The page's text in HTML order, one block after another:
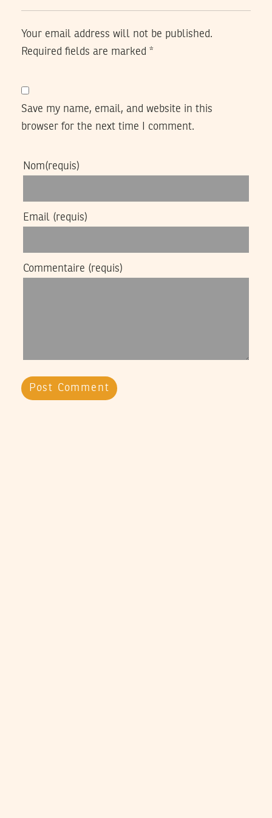
Your email address will not be published.
Required fields are marked *
Save my name, email, and website in this
browser for the next time I comment.
Nom(requis)
Email (requis)
Commentaire (requis)